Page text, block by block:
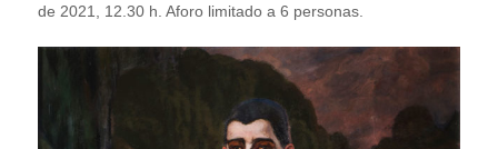
de 2021, 12.30 h. Aforo limitado a 6 personas.